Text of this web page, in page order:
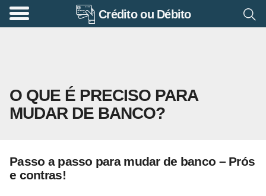
Crédito ou Débito
O QUE É PRECISO PARA
MUDAR DE BANCO?
Passo a passo para mudar de banco – Prós
e contras!
A
e
n
d